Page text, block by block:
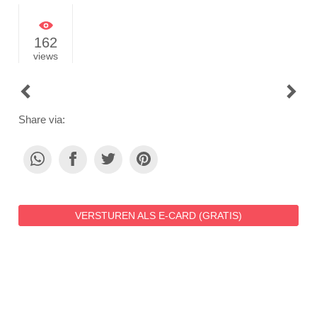
162
views
POST
Share via:
VERSTUREN ALS E-CARD (GRATIS)